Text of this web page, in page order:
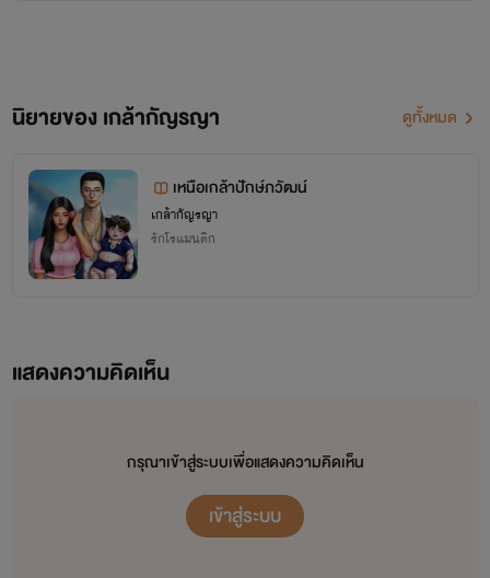
นิยายของ เกล้ากัญรญา ดูทั้งหมด
เหนือเกล้าปักษ์ภวัฒน์
เกล้ากัญรญา
รักโรแมนติก
แสดงความคิดเห็น
กรุณาเข้าสู่ระบบเพื่อแสดงความคิดเห็น
เข้าสู่ระบบ